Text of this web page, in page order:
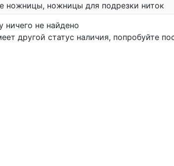
ножницы, ножницы для подрезки ниток
ничего не найдено
другой статус наличия, попробуйте